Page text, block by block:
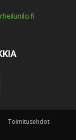
Toimitusehdot